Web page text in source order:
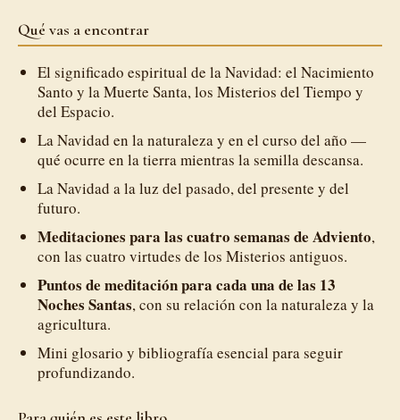
Qué vas a encontrar
El significado espiritual de la Navidad: el Nacimiento
Santo y la Muerte Santa, los Misterios del Tiempo y
del Espacio.
La Navidad en la naturaleza y en el curso del año —
qué ocurre en la tierra mientras la semilla descansa.
La Navidad a la luz del pasado, del presente y del
futuro.
Meditaciones para las cuatro semanas de Adviento,
con las cuatro virtudes de los Misterios antiguos.
Puntos de meditación para cada una de las 13
Noches Santas, con su relación con la naturaleza y la
agricultura.
Mini glosario y bibliografía esencial para seguir
profundizando.